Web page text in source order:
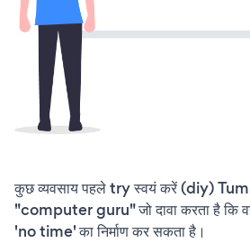
कुछ व्यवसाय पहले try स्वयं करें (diy)
"computer guru" जो दावा करता है
'no time' का निर्माण कर सकता है।